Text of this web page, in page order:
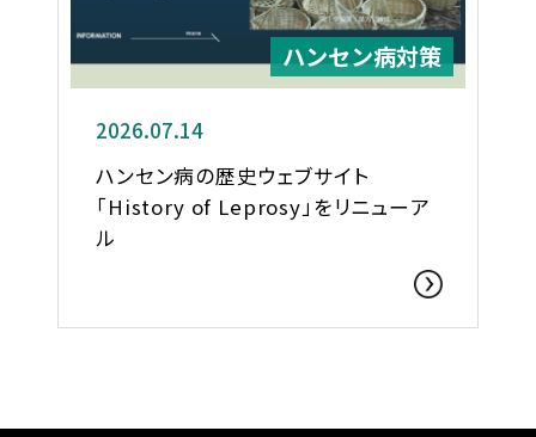
ハンセン病対策
2026.07.14
ハンセン病の歴史ウェブサイト
「History of Leprosy」をリニューア
ル